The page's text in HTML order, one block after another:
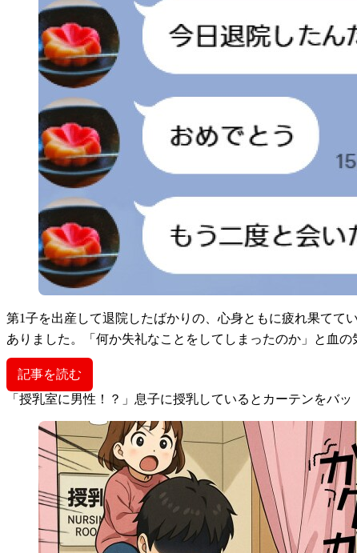
第1子を出産して退院したばかりの、心身ともに疲れ果て
ありました。「何か失礼なことをしてしまったのか」と血
記事を読む
「授乳室に男性！？」息子に授乳しているとカーテンをバ